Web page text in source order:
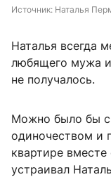
Источник: Наталья
Наталья всегда
любящего мужа и
не получалось.
Можно было бы
одиночеством и
квартире
устраивал